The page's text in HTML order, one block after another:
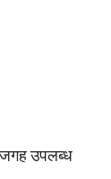
जगह उपलब्ध